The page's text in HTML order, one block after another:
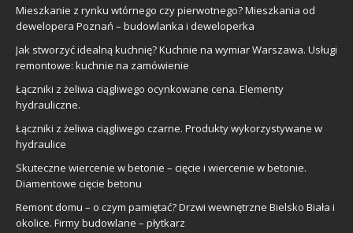
Mieszkanie z rynku wtórnego czy pierwotnego? Mieszkania od
dewelopera Poznań – budowlanka i deweloperka
Jak stworzyć idealną kuchnię? Kuchnie na wymiar Warszawa. Usługi
remontowe: kuchnie na zamówienie
Łączniki z żeliwa ciągliwego ocynkowane cena. Elementy
hydrauliczne.
Łączniki z żeliwa ciągliwego czarne. Produkty wykorzystywane w
hydraulice
Skuteczne wiercenie w betonie – cięcie i wiercenie w betonie.
Diamentowe cięcie betonu
Remont domu – o czym pamiętać? Drzwi wewnętrzne Bielsko Biała i
okolice. Firmy budowlane – płytkarz